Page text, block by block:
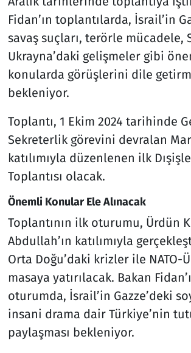
Fidan’ın toplantılarda, İsrail’in
savaş suçları, terörle mücadele,
Ukrayna’daki gelişmeler gibi
konularda görüşlerini dile
bekleniyor.
Toplantı, 1 Ekim 2024 tarihinde
Sekreterlik görevini devralan
katılımıyla düzenlenen ilk
Toplantısı olacak.
Önemli Konular Ele Alınacak
Toplantının ilk oturumu, Ürdün
Abdullah’ın katılımıyla
Orta Doğu’daki krizler ile NATO-
masaya yatırılacak. Bakan
oturumda, İsrail’in Gazze’deki
insani drama dair Türkiye’nin
paylaşması bekleniyor.
Televizyon